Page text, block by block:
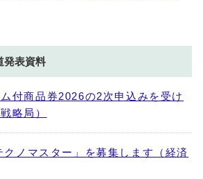
発表資料
付商品券2026の2次申込みを受け
略局）
クノマスター」を募集します（経済